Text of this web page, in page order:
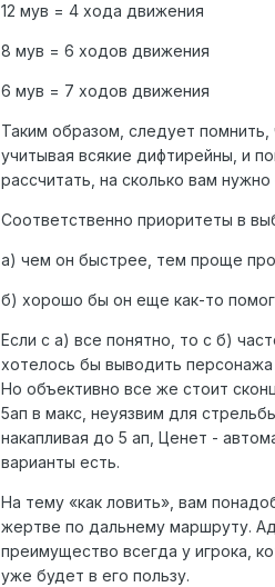
12 мув = 4 хода движения
8 мув = 6 ходов движения
6 мув = 7 ходов движения
Таким образом, следует
учитывая всякие дифтирейны, и
рассчитать, на сколько вам
Соответственно приоритеты в
а) чем он быстрее, тем проще
б) хорошо бы он еще как-то
Если с а) все понятно, то с б)
хотелось бы выводить персонажа
Но объективно все же стоит
5ап в макс, неуязвим для
накапливая до 5 ап, Ценет -
варианты есть.
На тему «как ловить», вам
жертве по дальнему маршруту.
преимущество всегда у игрока,
уже будет в его пользу.